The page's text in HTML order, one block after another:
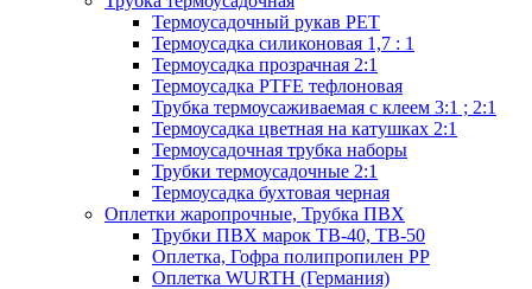
Термоусадочный рукав PET
Термоусадка силиконовая 1,7 : 1
Термоусадка прозрачная 2:1
Термоусадка PTFE тефлоновая
Трубка термоусаживаемая с клеем 3:1 ; 2:1
Термоусадка цветная на катушках 2:1
Термоусадочная трубка наборы
Трубки термоусадочные 2:1
Термоусадка бухтовая черная
Оплетки жаропрочные, Трубка ПВХ
Трубки ПВХ марок ТВ-40, ТВ-50
Оплетка, Гофра полипропилен PP
Оплетка WURTH (Германия)